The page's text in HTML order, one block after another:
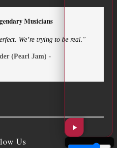
Musicians
We’re trying to be real."
(Pearl Jam) -
Us